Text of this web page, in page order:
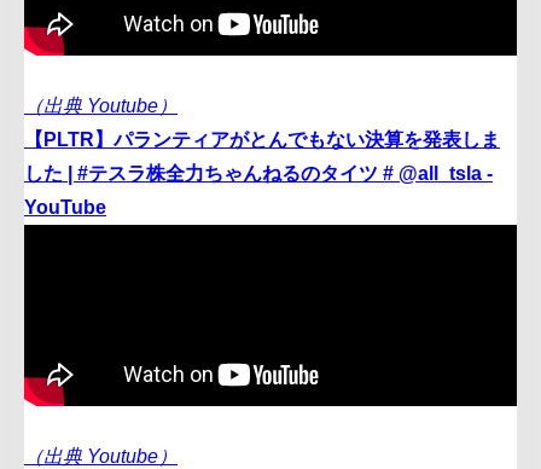
（出典 Youtube）
【PLTR】パランティアがとんでもない決算を発表しま
した | #テスラ株全力ちゃんねるのタイツ # @all_tsla -
YouTube
（出典 Youtube）